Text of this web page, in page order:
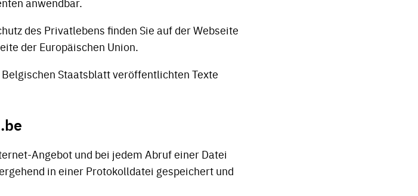
des Privatlebens finden Sie auf der Webseite
der Europäischen Union.
Staatsblatt veröffentlichten Texte
Angebot und bei jedem Abruf einer Datei
in einer Protokolldatei gespeichert und